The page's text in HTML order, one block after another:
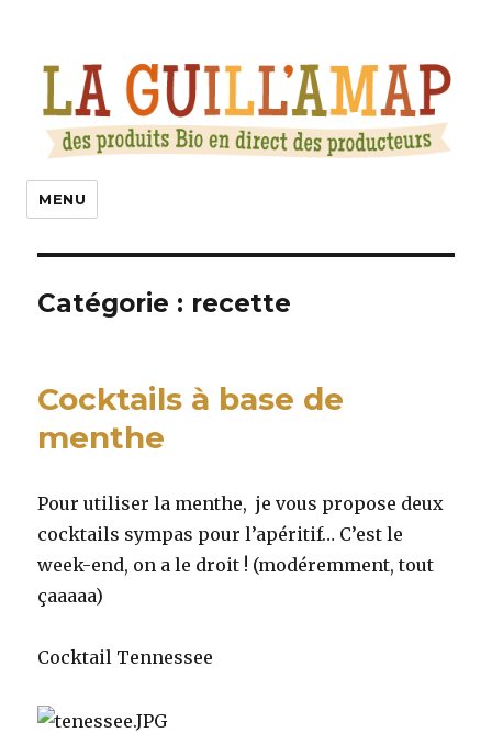
La Guill’Amap
MENU
Catégorie : recette
Cocktails à base de
menthe
Pour utiliser la menthe, je vous propose deux
cocktails sympas pour l’apéritif… C’est le
week-end, on a le droit ! (modéremment, tout
çaaaaa)
Cocktail Tennessee